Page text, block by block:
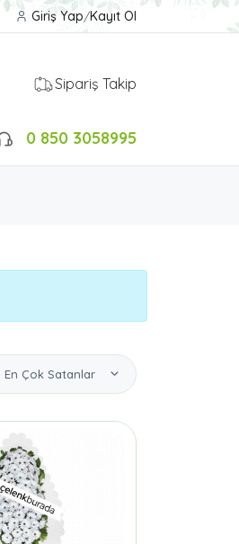
Giriş Yap/Kayıt Ol
Sipariş Takip
0 850 3058995
En Çok Satanlar